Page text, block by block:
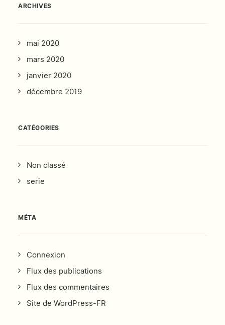
ARCHIVES
mai 2020
mars 2020
janvier 2020
décembre 2019
CATÉGORIES
Non classé
serie
MÉTA
Connexion
Flux des publications
Flux des commentaires
Site de WordPress-FR